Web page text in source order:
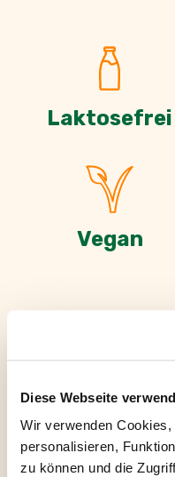
Diese Webseite
Wir verwenden
personalisieren,
zu können und die
Laktosefrei
Vegan
Cremiger
Wusstest du, dass
nicht aus